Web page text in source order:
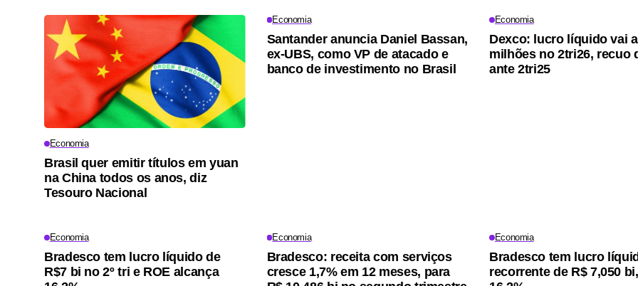
Economia
Brasil quer emitir títulos em yuan
na China todos os anos, diz
Tesouro Nacional
Economia
Santander anuncia Daniel Bassan,
ex-UBS, como VP de atacado e
banco de investimento no Brasil
Economia
Dexco: lucro líquido vai
milhões no 2tri26, recuo
ante 2tri25
Economia
Bradesco tem lucro líquido de
R$7 bi no 2º tri e ROE alcança
Economia
Bradesco: receita com serviços
cresce 1,7% em 12 meses, para
Economia
Bradesco tem lucro
recorrente de R$ 7,050